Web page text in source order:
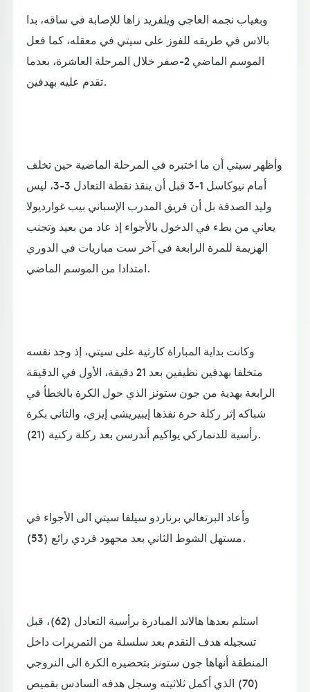
وبغياب نجمه العاجي ويلفريد زاها للإصابة في ساقه، بدا
بالاس في طريقه للفوز على سيتي في معقله، كما فعل
الموسم الماضي 2-صفر خلال المرحلة العاشرة، بعدما
تقدم عليه بهدفين.
وأظهر سيتي أن ما اختبره في المرحلة الماضية حين تخلف
أمام نيوكاسل 1-3 قبل أن ينقذ نقطة التعادل 3-3، ليس
وليد الصدفة بل أن فريق المدرب الإسباني بيب غوارديولا
يعاني من بطء في الدخول بالأجواء إذ عاد من بعيد وتجنب
الهزيمة للمرة الرابعة في آخر ست مباريات في الدوري
امتدادا من الموسم الماضي.
وكانت بداية المباراة كارثية على سيتي، إذ وجد نفسه
متخلفا بهدفين نظيفين بعد 21 دقيقة، الأول في الدقيقة
الرابعة بهدية من جون ستونز الذي حول الكرة بالخطأ في
شباكه إثر ركلة حرة نفذها إيبيريشي إيزي، والثاني بكرة
رأسية للدنماركي يواكيم أندرسن بعد ركلة ركنية (21).
وأعاد البرتغالي برناردو سيلفا سيتي الى الأجواء في
مستهل الشوط الثاني بعد مجهود فردي رائع (53).
استلم بعدها هالاند المبادرة برأسية التعادل (62)، قبل
تسجيله هدف التقدم بعد سلسلة من التمريرات داخل
المنطقة أنهاها جون ستونز بتحضيره الكرة الى النروجي
(70) الذي أكمل ثلاثيته وسجل هدفه السادس بقميص